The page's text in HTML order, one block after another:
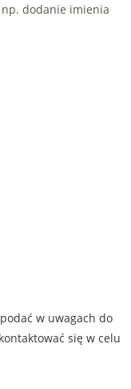
dodanie imienia
w uwagach do
się w celu